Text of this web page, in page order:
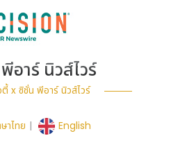
อาร์ นิวส์ไวร์
x ซิชั่น พีอาร์ นิวส์ไวร์
าไทย | English